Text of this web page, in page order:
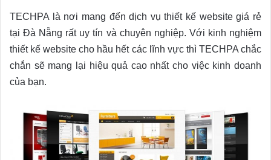
TECHPA là nơi mang đến dịch vụ thiết kế website giá rẻ
tại Đà Nẵng rất uy tín và chuyên nghiệp. Với kinh nghiệm
thiết kế website cho hầu hết các lĩnh vực thì TECHPA chắc
chắn sẽ mang lại hiệu quả cao nhất cho việc kinh doanh
của bạn.